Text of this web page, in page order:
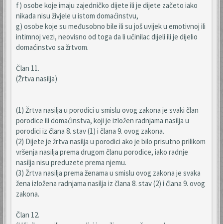
f) osobe koje imaju zajedničko dijete ili je dijete začeto iako
nikada nisu živjele u istom domaćinstvu,
g) osobe koje su međusobno bile ili su još uvijek u emotivnoj ili
intimnoj vezi, neovisno od toga da li učinilac dijeli ili je dijelio
domaćinstvo sa žrtvom.
Član 11.
(Žrtva nasilja)
(1) Žrtva nasilja u porodici u smislu ovog zakona je svaki član
porodice ili domaćinstva, koji je izložen radnjama nasilja u
porodici iz člana 8. stav (1) i člana 9. ovog zakona.
(2) Dijete je žrtva nasilja u porodici ako je bilo prisutno prilikom
vršenja nasilja prema drugom članu porodice, iako radnje
nasilja nisu preduzete prema njemu.
(3) Žrtva nasilja prema ženama u smislu ovog zakona je svaka
žena izložena radnjama nasilja iz člana 8. stav (2) i člana 9. ovog
zakona.
Član 12.